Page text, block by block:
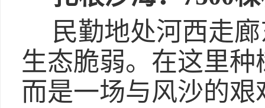
民勤地处河西走
生态脆弱。在这里
而是一场与风沙的艰